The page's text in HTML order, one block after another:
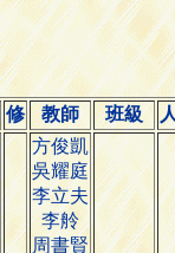
修 教師 班級
方俊凱
吳耀庭
李立夫
李舲
周書賢